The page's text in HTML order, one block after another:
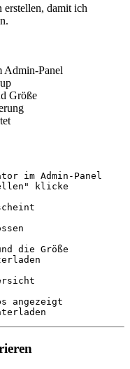
damit ich
Admin-Panel
Größe